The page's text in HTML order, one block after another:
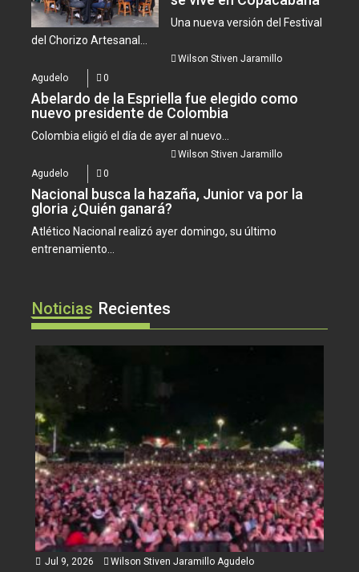
Una nueva versión del Festival
del Chorizo Artesanal...
Wilson Stiven Jaramillo
Agudelo
0
Abelardo de la Espriella fue elegido como
nuevo presidente de Colombia
Colombia eligió el día de ayer al nuevo...
Wilson Stiven Jaramillo
Agudelo
0
Nacional busca la hazaña, Junior va por la
gloria ¿Quién ganará?
Atlético Nacional realizó ayer domingo, su último
entrenamiento...
Noticias Recientes
Jul 9, 2026 Wilson Stiven Jaramillo Agudelo